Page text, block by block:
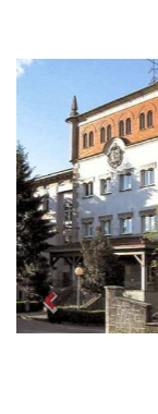
Previous